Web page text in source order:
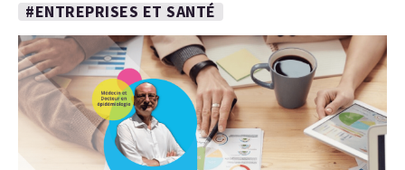
#ENTREPRISES ET SANTÉ